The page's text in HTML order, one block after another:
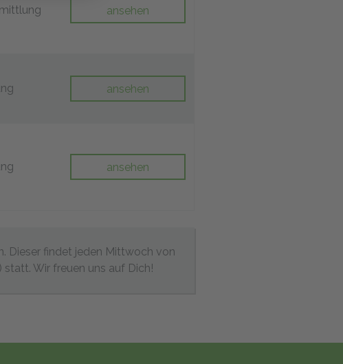
ansehen
ansehen
ansehen
Dieser findet jeden Mittwoch von
statt. Wir freuen uns auf Dich!